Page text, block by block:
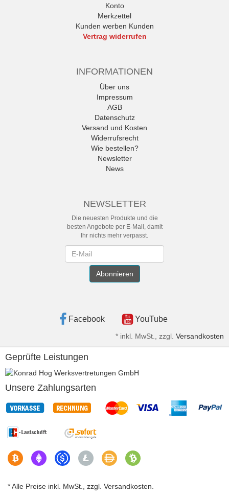
Konto
Merkzettel
Kunden werben Kunden
Vertrag widerrufen
INFORMATIONEN
Über uns
Impressum
AGB
Datenschutz
Versand und Kosten
Widerrufsrecht
Wie bestellen?
Newsletter
News
NEWSLETTER
Die neuesten Produkte und die
besten Angebote per E-Mail, damit
Ihr nichts mehr verpasst.
Abonnieren
Facebook YouTube
* inkl. MwSt., zzgl. Versandkosten
Geprüfte Leistungen
Unsere Zahlungsarten
* Alle Preise inkl. MwSt., zzgl. Versandkosten.